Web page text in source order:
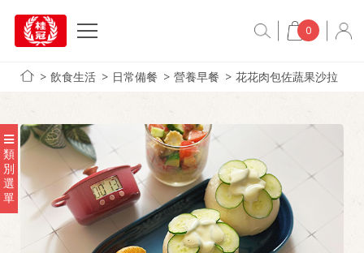
0
飲食生活 日常備餐 營養早餐 花花肉包佐蔬果沙拉
類
別
選
單